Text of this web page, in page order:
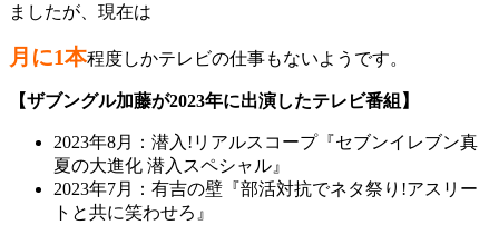
ましたが、現在は
月に1本程度しかテレビの仕事もないようです。
【ザブングル加藤が2023年に出演したテレビ番組】
2023年8月：潜入!リアルスコープ『セブンイレブン真
夏の大進化 潜入スペシャル』
2023年7月：有吉の壁『部活対抗でネタ祭り!アスリー
トと共に笑わせろ』